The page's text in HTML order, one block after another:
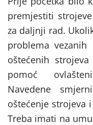
premjestiti
za daljnji rad.
problema vezanih
oštećenih
pomoć
Navedene
oštećenje strojeva
Treba imati na